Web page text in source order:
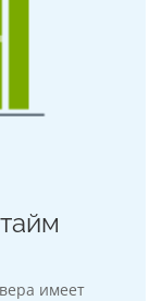
имеет